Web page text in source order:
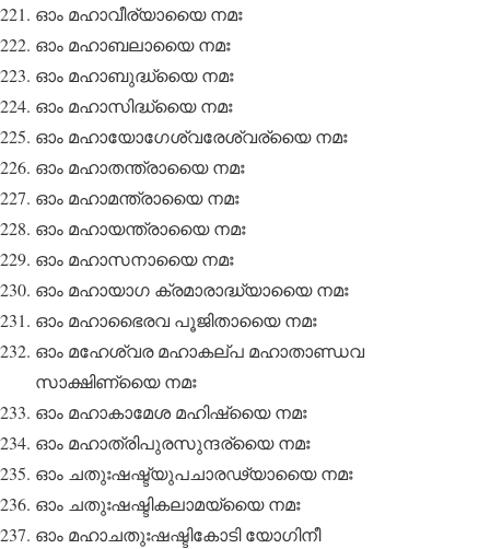
ഓം മഹാവീര്യായൈ നമഃ
ഓം മഹാബലായൈ നമഃ
ഓം മഹാബുദ്ധ്യൈ നമഃ
ഓം മഹാസിദ്ധ്യൈ നമഃ
ഓം മഹായോഗേശ്വരേശ്വര്യൈ നമഃ
ഓം മഹാതന്ത്രായൈ നമഃ
ഓം മഹാമന്ത്രായൈ നമഃ
ഓം മഹായന്ത്രായൈ നമഃ
ഓം മഹാസനായൈ നമഃ
ഓം മഹായാഗ ക്രമാരാദ്ധ്യായൈ നമഃ
ഓം മഹാഭൈരവ പൂജിതായൈ നമഃ
ഓം മഹേശ്വര മഹാകല്പ മഹാതാണ്ഡവ
സാക്ഷിണ്യൈ നമഃ
ഓം മഹാകാമേശ മഹിഷ്യൈ നമഃ
ഓം മഹാത്രിപുരസുന്ദര്യൈ നമഃ
ഓം ചതുഃഷഷ്ട്യുപചാരഢ്യായൈ നമഃ
ഓം ചതുഃഷഷ്ടികലാമയ്യൈ നമഃ
ഓം മഹാചതുഃഷഷ്ടികോടി യോഗിനീ